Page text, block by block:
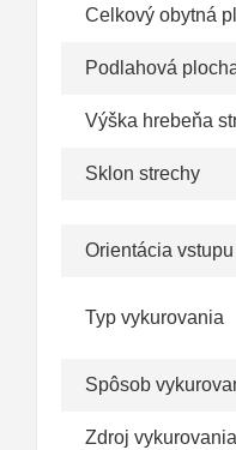
Celkový obytná
Podlahová
Výška hrebeňa
Sklon strechy
Orientácia vstupu
Typ vykurovania
Spôsob
Zdroj vykurovania